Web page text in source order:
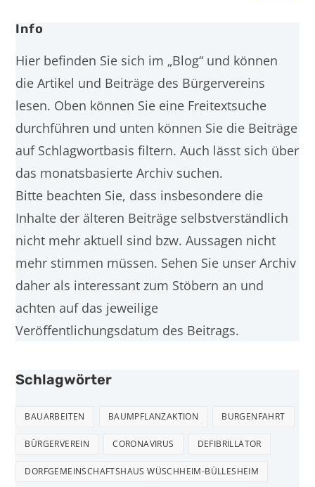
Info
Hier befinden Sie sich im „Blog“ und können
die Artikel und Beiträge des Bürgervereins
lesen. Oben können Sie eine Freitextsuche
durchführen und unten können Sie die Beiträge
auf Schlagwortbasis filtern. Auch lässt sich über
das monatsbasierte Archiv suchen.
Bitte beachten Sie, dass insbesondere die
Inhalte der älteren Beiträge selbstverständlich
nicht mehr aktuell sind bzw. Aussagen nicht
mehr stimmen müssen. Sehen Sie unser Archiv
daher als interessant zum Stöbern an und
achten auf das jeweilige
Veröffentlichungsdatum des Beitrags.
Schlagwörter
BAUARBEITEN BAUMPFLANZAKTION BURGENFAHRT
BÜRGERVEREIN CORONAVIRUS DEFIBRILLATOR
DORFGEMEINSCHAFTSHAUS WÜSCHHEIM-BÜLLESHEIM